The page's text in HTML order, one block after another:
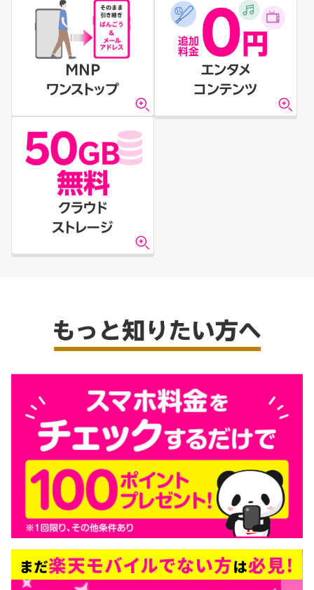
MNP
ワンストップ
エンタメ
コンテンツ
クラウド
ストレージ